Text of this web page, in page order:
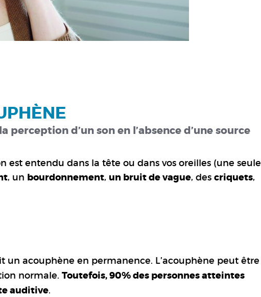
d’un son en l’absence d’une source
est entendu dans la tête ou dans vos oreilles (une seule
, un bourdonnement, un bruit de vague, des criquets,
un acouphène en permanence. L’acouphène peut être
normale. Toutefois, 90% des personnes atteintes
auditive.